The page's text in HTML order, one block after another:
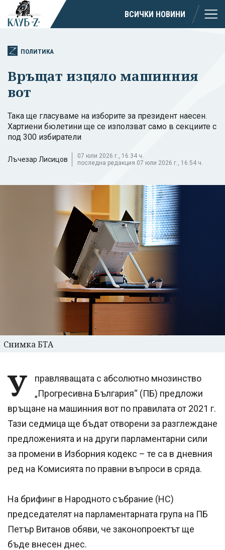
ВСИЧКИ НОВИНИ
ПОЛИТИКА
Връщат изцяло машинния
вот
Така ще гласуваме на изборите за президент наесен.
Хартиени бюлетини ще се използват само в секциите с
под 300 избиратели
Лъчезар Лисицов
07 юли 2026 г., 16:34 ч.
последна редакция 07 юли 2026 г., 16:54 ч.
Снимка БТА
У
правляващата с абсолютно мнозинство
„Прогресивна България“ (ПБ) предложи
връщане на машинния вот по правилата от 2021 г.
Тази седмица ще бъдат отворени за разглеждане
предложенията и на други парламентарни сили
за промени в Изборния кодекс – те са в дневния
ред на Комисията по правни въпроси в сряда.
На брифинг в Народното събрание (НС)
председателят на парламентарната група на ПБ
Петър Витанов обяви, че законопроектът ще
бъде внесен днес.